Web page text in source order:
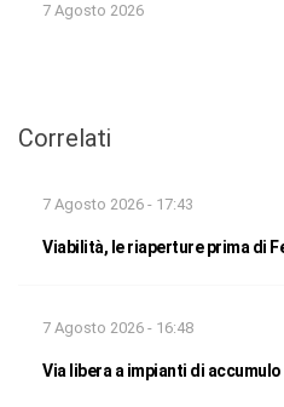
7 Agosto 2026
Correlati
7 Agosto 2026 - 17:43
Viabilità, le riaperture prima di
7 Agosto 2026 - 16:48
Via libera a impianti di